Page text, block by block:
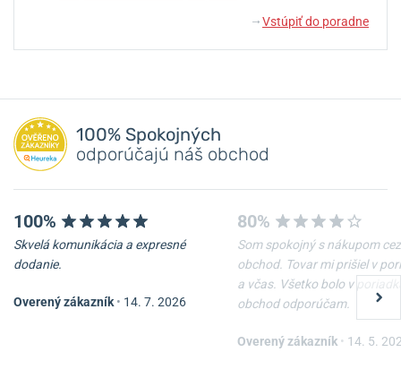
↓ Vstúpiť do poradne
100% Spokojných
odporúčajú náš obchod
100%
Skvelá komunikácia a expresné
dodanie.
Overený zákazník • 14. 7. 2026
80%
Som spokojný s nákupom cez
obchod. Tovar mi prišiel v
a včas. Všetko bolo v
obchod odporúčam.
Overený zákazník • 14. 5.